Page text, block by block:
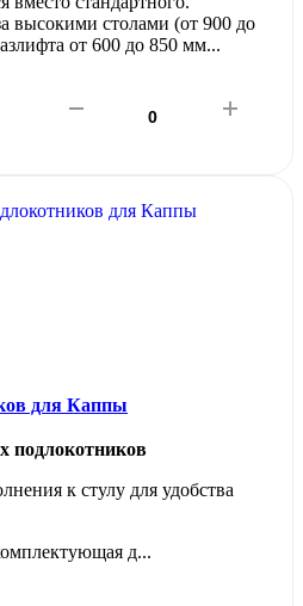
высокими столами (от 900 до
от 600 до 850 мм...
для Каппы
подлокотников
к стулу для удобства
д...